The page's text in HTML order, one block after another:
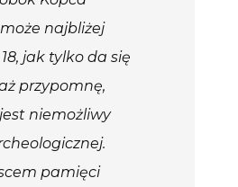
najbliżej
jak tylko da się
przypomnę,
niemożliwy
pamięci